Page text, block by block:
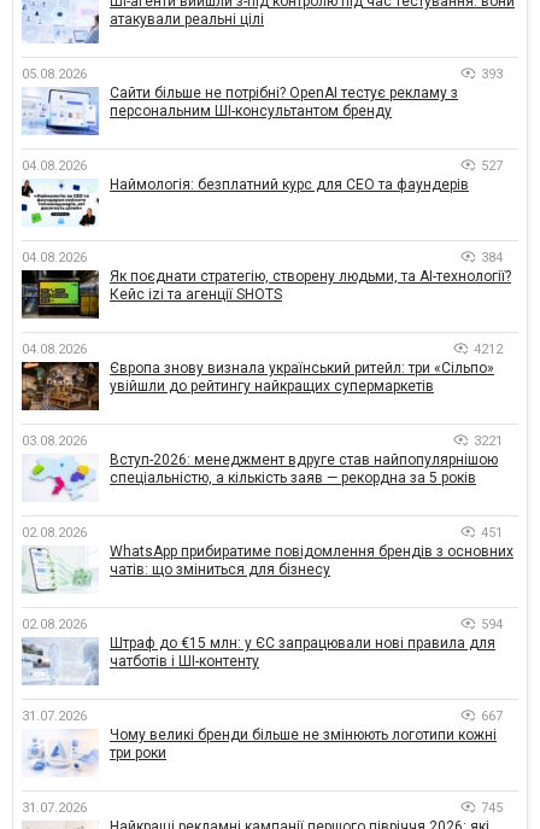
атакували реальні цілі
05.08.2026 393
Сайти більше не потрібні? OpenAI тестує рекламу з
персональним ШІ-консультантом бренду
04.08.2026 527
Наймологія: безплатний курс для CEO та фаундерів
04.08.2026 384
Як поєднати стратегію, створену людьми, та AI-технології?
Кейс izi та агенції SHOTS
04.08.2026 4212
Європа знову визнала український ритейл: три «Сільпо»
увійшли до рейтингу найкращих супермаркетів
03.08.2026 3221
Вступ-2026: менеджмент вдруге став найпопулярнішою
спеціальністю, а кількість заяв — рекордна за 5 років
02.08.2026 451
WhatsApp прибиратиме повідомлення брендів з основних
чатів: що зміниться для бізнесу
02.08.2026 594
Штраф до €15 млн: у ЄС запрацювали нові правила для
чатботів і ШІ-контенту
31.07.2026 667
Чому великі бренди більше не змінюють логотипи кожні
три роки
31.07.2026 745